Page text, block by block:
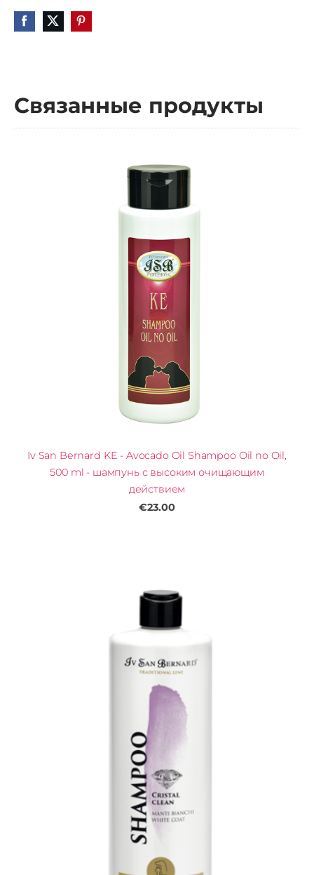
Связанные продукты
Iv San Bernard KE - Avocado Oil Shampoo Oil no Oil,
500 ml - шампунь с высоким очищающим
действием
€23.00